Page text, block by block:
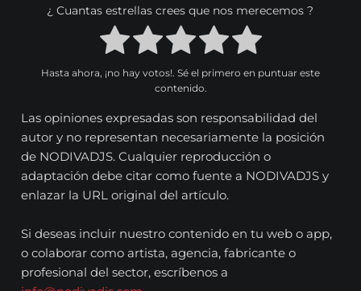
¿ Cuantas estrellas crees que nos merecemos ?
Hasta ahora, ¡no hay votos!. Sé el primero en puntuar este
contenido.
Las opiniones expresadas son responsabilidad del
autor y no representan necesariamente la posición
de NODIVADJS. Cualquier reproducción o
adaptación debe citar como fuente a NODIVADJS y
enlazar la URL original del artículo.
Si deseas incluir nuestro contenido en tu web o app,
o colaborar como artista, agencia, fabricante o
profesional del sector, escríbenos a